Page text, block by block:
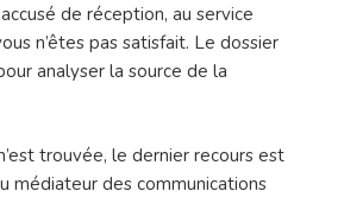
de réception, au service
n’êtes pas satisfait. Le dossier
analyser la source de la
trouvée, le dernier recours est
médiateur des communications